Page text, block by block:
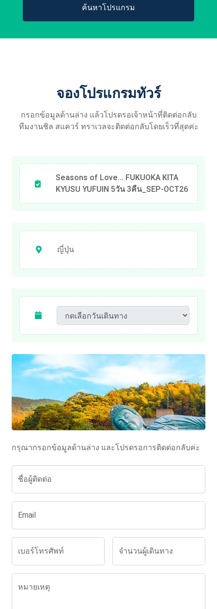
ค้นหาโปรแกรม
จองโปรแกรมทัวร์
กรอกข้อมูลด้านล่าง แล้วโปรดรอเจ้าหน้าที่ติดต่อกลับ
ทีมงานชิล สแควร์ ทราเวลจะติดต่อกลับโดยเร็วที่สุดค่ะ
Seasons of Love... FUKUOKA KITA
KYUSU YUFUIN 5วัน 3คืน_SEP-OCT26
ญี่ปุ่น
กรุณากรอกข้อมูลด้านล่าง และโปรดรอการติดต่อกลับค่ะ
ชื่อผู้ติดต่อ
Email
เบอร์โทรศัพท์ จำนวนผู้เดินทาง
หมายเหตุ